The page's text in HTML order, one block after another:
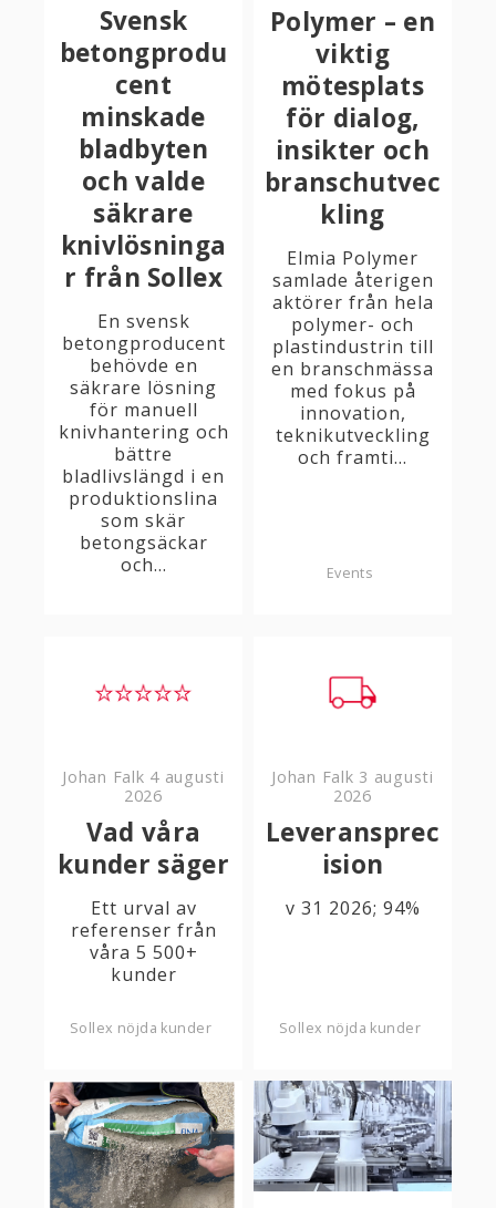
Svensk
betongprodu
cent
minskade
bladbyten
och valde
säkrare
knivlösninga
r från Sollex
En svensk
betongproducent
behövde en
säkrare lösning
för manuell
knivhantering och
bättre
bladlivslängd i en
produktionslina
som skär
betongsäckar
och...
Polymer – en
viktig
mötesplats
för dialog,
insikter och
branschutvec
kling
Elmia Polymer
samlade återigen
aktörer från hela
polymer- och
plastindustrin till
en branschmässa
med fokus på
innovation,
teknikutveckling
och framti...
Events
Johan Falk 4 augusti
2026
Vad våra
kunder säger
Ett urval av
referenser från
våra 5 500+
kunder
Sollex nöjda kunder
Johan Falk 3 augusti
2026
Leveransprec
ision
v 31 2026; 94%
Sollex nöjda kunder